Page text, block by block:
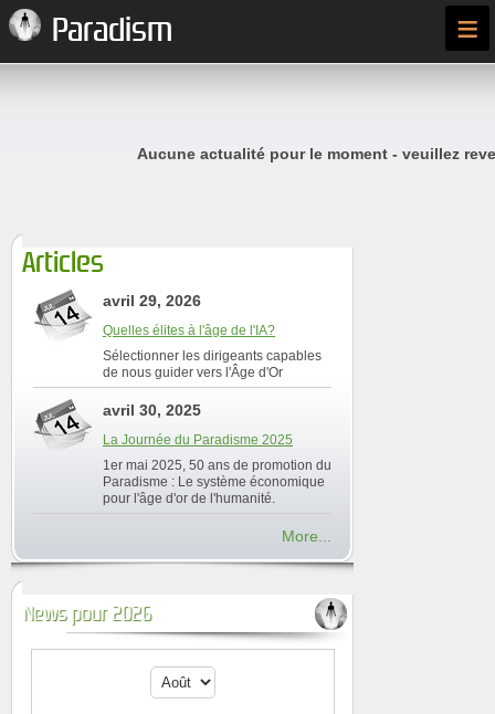
Paradism ≡
Aucune actualité pour le moment - veuillez
Articles
avril 29, 2026
Quelles élites à l'âge de l'IA?
Sélectionner les dirigeants capables
de nous guider vers l'Âge d'Or
avril 30, 2025
La Journée du Paradisme 2025
1er mai 2025, 50 ans de promotion du
Paradisme : Le système économique
pour l'âge d'or de l'humanité.
More...
News pour 2026